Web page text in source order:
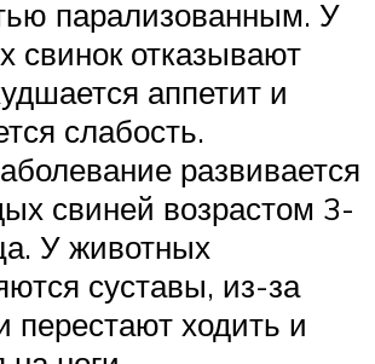
парализованным. У
свинок отказывают
аппетит и
слабость.
развивается
свиней возрастом 3-
У животных
суставы, из-за
перестают ходить и